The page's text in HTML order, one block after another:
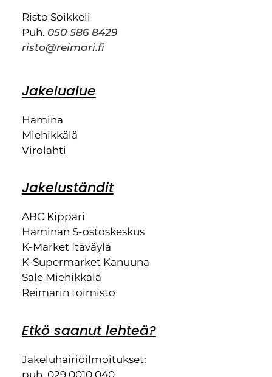
Risto Soikkeli
Puh. 050 586 8429
risto@reimari.fi
Jakelualue
Hamina
Miehikkälä
Virolahti
Jakeluständit
ABC Kippari
Haminan S-ostoskeskus
K-Market Itäväylä
K-Supermarket Kanuuna
Sale Miehikkälä
Reimarin toimisto
Etkö saanut lehteä?
Jakeluhäiriöilmoitukset:
puh. 029 0010 040